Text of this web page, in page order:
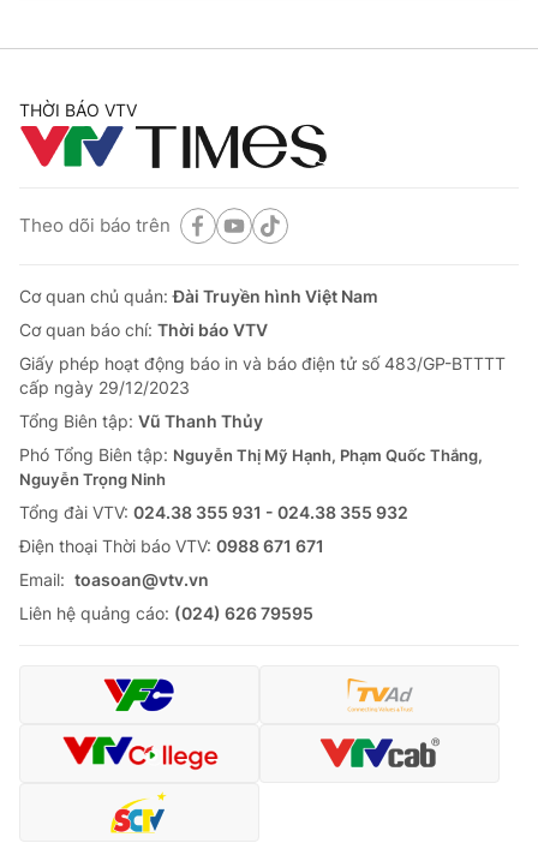
THỜI BÁO VTV
Theo dõi báo trên
Cơ quan chủ quản:Đài Truyền hình Việt Nam
Cơ quan báo chí: Thời báo VTV
Giấy phép hoạt động báo in và báo điện tử số 483/GP-BTTTT
cấp ngày 29/12/2023
Tổng Biên tập: Vũ Thanh Thủy
Phó Tổng Biên tập: Nguyễn Thị Mỹ Hạnh, Phạm Quốc Thắng,
Nguyễn Trọng Ninh
Tổng đài VTV: 024.38 355 931 - 024.38 355 932
Ðiện thoại Thời báo VTV: 0988 671 671
Email: toasoan@vtv.vn
Liên hệ quảng cáo: (024) 626 79595